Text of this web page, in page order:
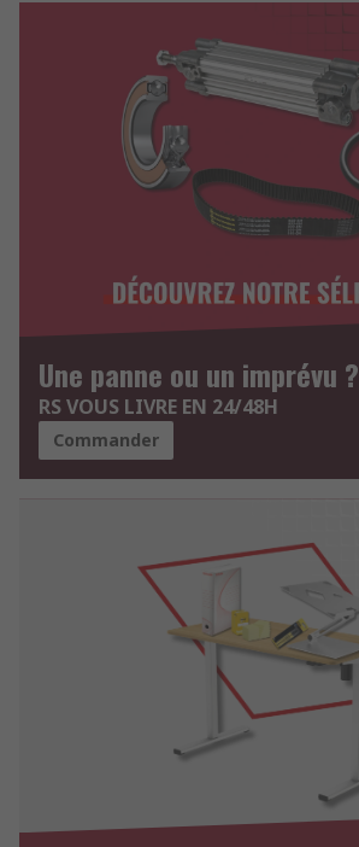
Une panne ou un imprévu ?
RS VOUS LIVRE EN 24/48H
Commander